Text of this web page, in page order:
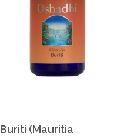
Buriti (Mauritia